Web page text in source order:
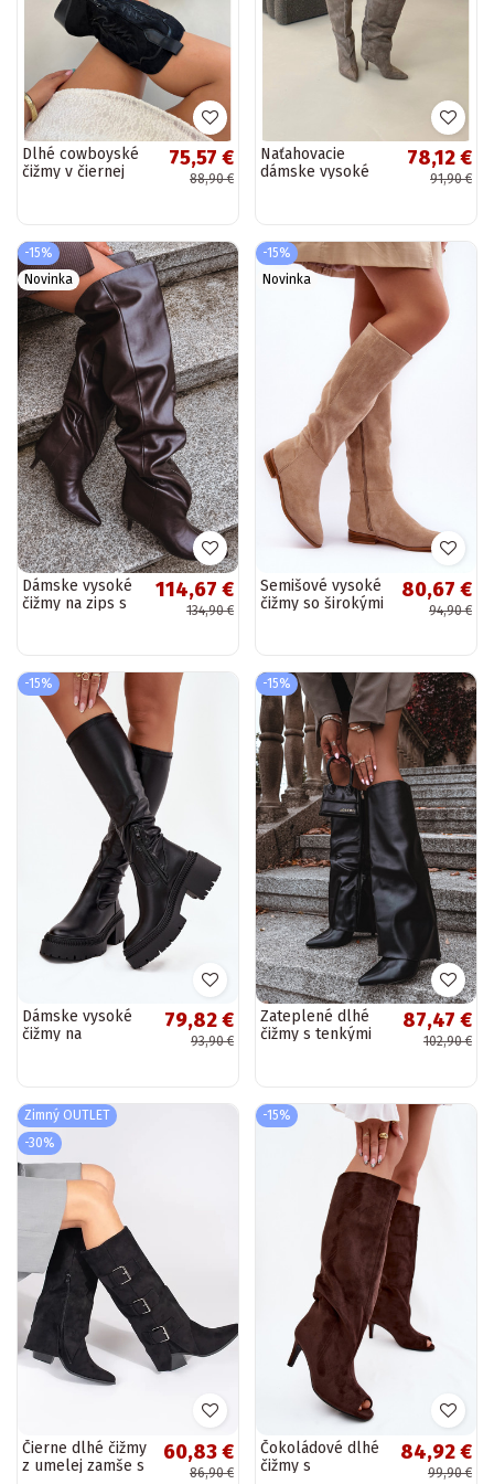
Dlhé cowboyské
čižmy v čiernej
75,57 €
88,90 €
Naťahovacie
dámske vysoké
78,12 €
91,90 €
-15%
Novinka
Dámske vysoké
čižmy na zips s
Ysolienne
114,67 €
134,90 €
-15%
Novinka
Semišové vysoké
čižmy so širokými
80,67 €
94,90 €
-15%
Dámske vysoké
čižmy na
nazúvacie, čierne
Florinne
79,82 €
93,90 €
-15%
Zateplené dlhé
čižmy s tenkými
Tamonia
87,47 €
102,90 €
Zimný OUTLET
-30%
Čierne dlhé čižmy
z umelej zamše s
60,83 €
86,90 €
-15%
Čokoládové dlhé
čižmy s
84,92 €
99,90 €